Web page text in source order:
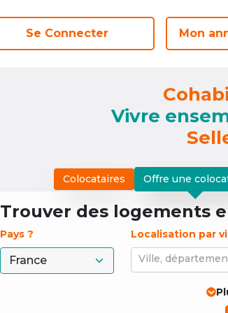
Se Connecter Mon
Se Connecter Mon
Vivre
Colocataires Offre une
Trouver des logements
Pays ?
Localisation par
Ville,